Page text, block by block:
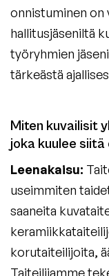
onnistuminen on
hallitusjäseniltä
työryhmien
tärkeästä
Miten kuvailisit
joka kuulee
Leenakaisu:
useimmiten
saaneita
korutaiteilijoita,
Taiteilijamme